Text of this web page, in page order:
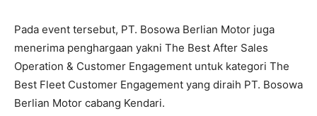
Pada event tersebut, PT. Bosowa Berlian Motor juga
menerima penghargaan yakni The Best After Sales
Operation & Customer Engagement untuk kategori The
Best Fleet Customer Engagement yang diraih PT. Bosowa
Berlian Motor cabang Kendari.